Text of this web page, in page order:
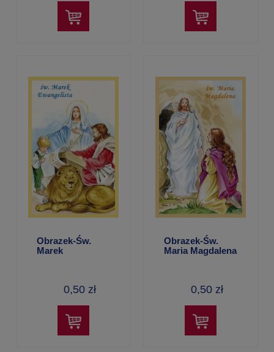
Obrazek-Św.
Marek
0,50 zł
Obrazek-Św.
Maria Magdalena
0,50 zł